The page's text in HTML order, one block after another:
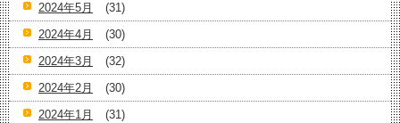
2024年5月
(31)
2024年4月
(30)
2024年3月
(32)
2024年2月
(30)
2024年1月
(31)